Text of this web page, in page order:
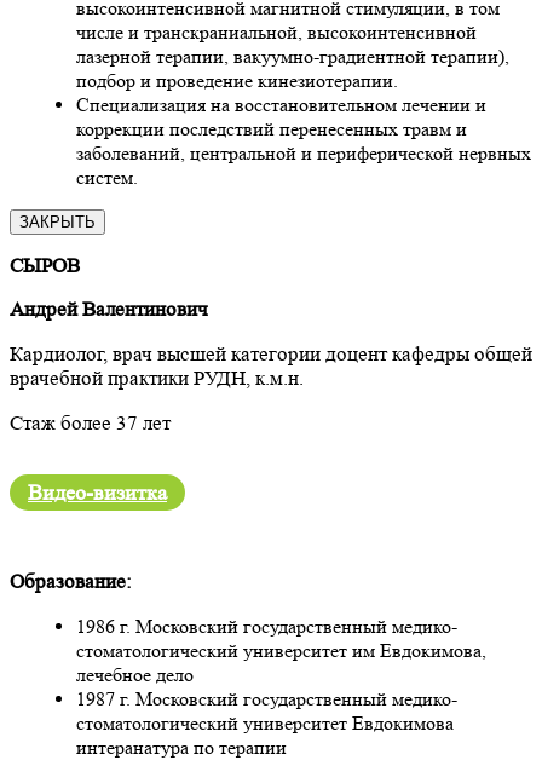
высокоинтенсивной магнитной стимуляции, в том
числе и транскраниальной, высокоинтенсивной
лазерной терапии, вакуумно-градиентной терапии),
подбор и проведение кинезиотерапии.
Специализация на восстановительном лечении и
коррекции последствий перенесенных травм и
заболеваний, центральной и периферической нервных
систем.
ЗАКРЫТЬ
СЫРОВ
Андрей Валентинович
Кардиолог, врач высшей категории доцент кафедры общей
врачебной практики РУДН, к.м.н.
Стаж более 37 лет
Видео-визитка
Образование:
1986 г. Московский государственный медико-
стоматологический университет им Евдокимова,
лечебное дело
1987 г. Московский государственный медико-
стоматологический университет Евдокимова
интеранатура по терапии